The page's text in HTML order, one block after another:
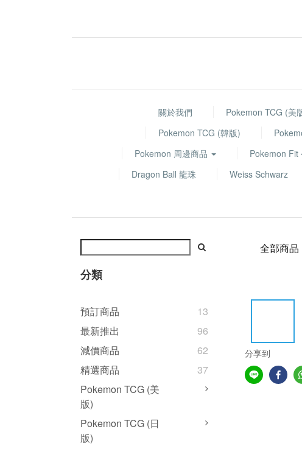
關於我們 Pokemon TCG (美
Pokemon TCG (韓版)
Pokemon 周邊商品
Pokemon Fit
Dragon Ball 龍珠
Weiss Schwarz
分類
預訂商品
13
最新推出
96
減價商品
62
精選商品
37
Pokemon TCG (美
版)
Pokemon TCG (日
版)
全部商品
分享到